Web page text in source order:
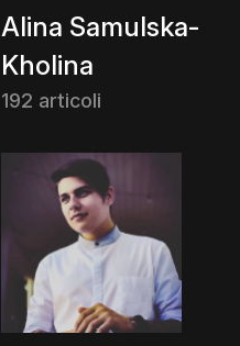
Alina Samulska-
Kholina
192 articoli